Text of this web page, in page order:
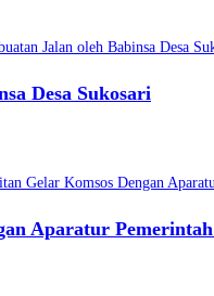
Desa Sukosari
Aparatur